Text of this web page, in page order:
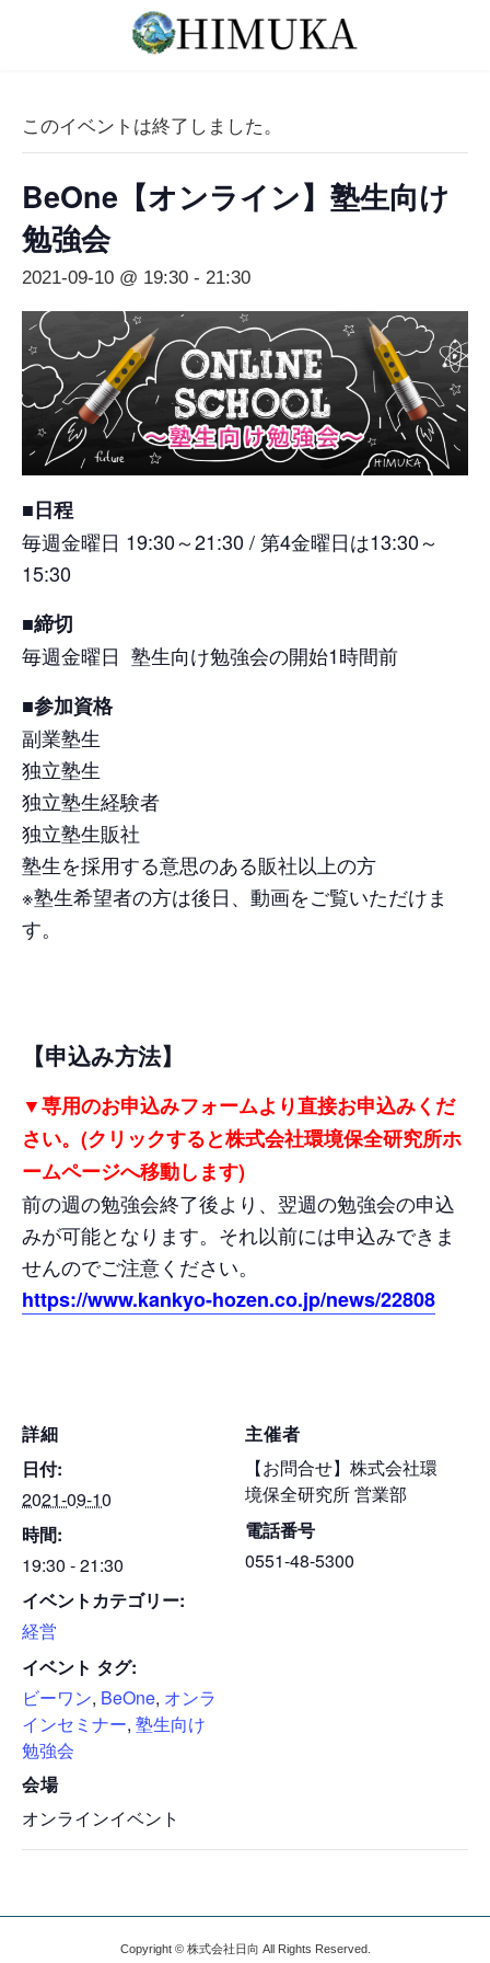
このイベントは終了しました。
BeOne【オンライン】塾生向け
勉強会
2021-09-10 @ 19:30 - 21:30
■日程
毎週金曜日 19:30～21:30 / 第4金曜日は13:30～
15:30
■締切
毎週金曜日 塾生向け勉強会の開始1時間前
■参加資格
副業塾生
独立塾生
独立塾生経験者
独立塾生販社
塾生を採用する意思のある販社以上の方
※塾生希望者の方は後日、動画をご覧いただけま
す。
【申込み方法】
▼専用のお申込みフォームより直接お申込みくだ
さい。(クリックすると株式会社環境保全研究所ホ
ームページへ移動します)
前の週の勉強会終了後より、翌週の勉強会の申込
みが可能となります。それ以前には申込みできま
せんのでご注意ください。
https://www.kankyo-hozen.co.jp/news/22808
詳細
日付:
2021-09-10
時間:
19:30 - 21:30
イベントカテゴリー:
経営
イベント タグ:
ビーワン, BeOne, オンラ
インセミナー, 塾生向け
勉強会
会場
オンラインイベント
主催者
【お問合せ】株式会社環
境保全研究所 営業部
電話番号
0551-48-5300
Copyright © 株式会社日向 All Rights Reserved.